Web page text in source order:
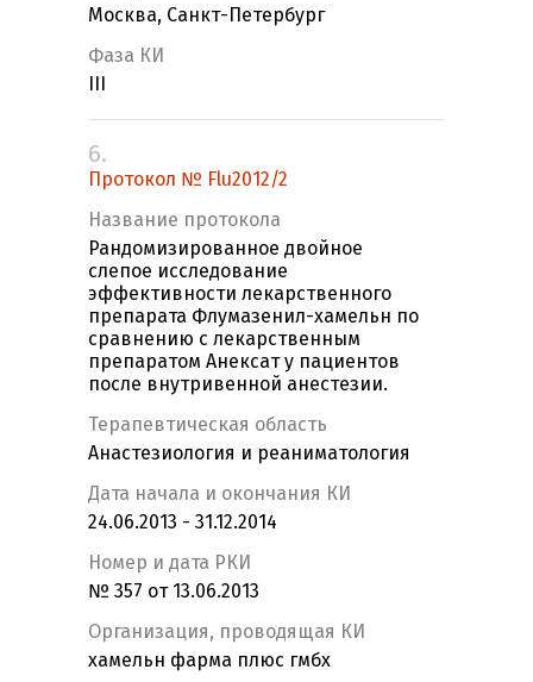
Москва, Санкт-Петербург
Фаза КИ
6.
Протокол № Flu2012/2
Название протокола
Рандомизированное двойное
слепое исследование
эффективности лекарственного
препарата Флумазенил-хамельн по
сравнению с лекарственным
препаратом Анексат у пациентов
после внутривенной анестезии.
Терапевтическая область
Анастезиология и реаниматология
Дата начала и окончания КИ
24.06.2013 - 31.12.2014
Номер и дата РКИ
№ 357 от 13.06.2013
Организация, проводящая КИ
хамельн фарма плюс гмбх